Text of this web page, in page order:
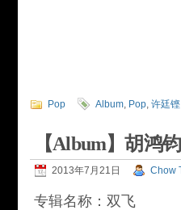
Pop Album, Pop, 许廷铿
【Album】胡鸿
2013年7月21日 Chow
专辑名称：双飞